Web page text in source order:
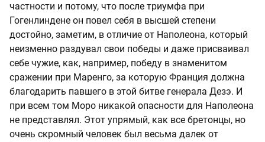
частности и потому, что после триумфа при
Гогенлиндене он повел себя в высшей степени
достойно, заметим, в отличие от Наполеона, который
неизменно раздувал свои победы и даже присваивал
себе чужие, как, например, победу в знаменитом
сражении при Маренго, за которую Франция должна
благодарить павшего в этой битве генерала Дезэ. И
при всем том Моро никакой опасности для Наполеона
не представлял. Этот упрямый, как все бретонцы, но
очень скромный человек был весьма далек от